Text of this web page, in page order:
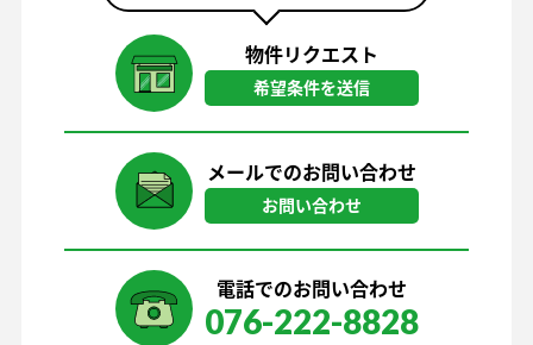
物件リクエスト
希望条件を送信
メールでのお問い合わせ
お問い合わせ
電話でのお問い合わせ
076-222-8828